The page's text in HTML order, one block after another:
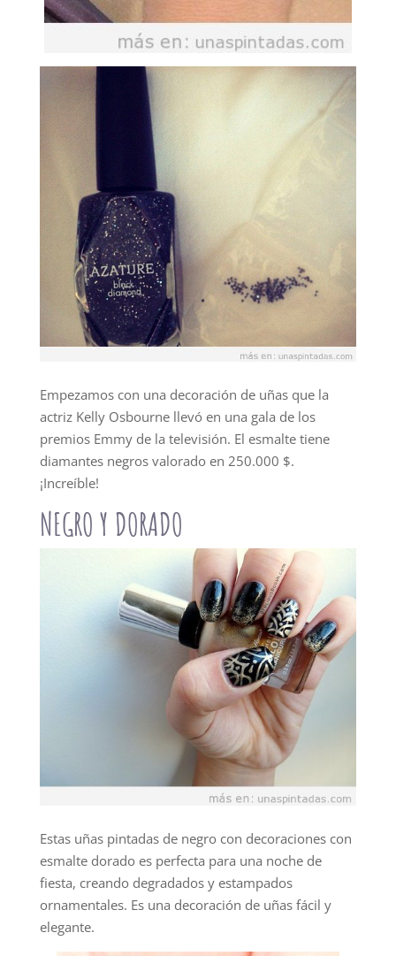
Empezamos con una decoración de uñas que la
actriz Kelly Osbourne llevó en una gala de los
premios Emmy de la televisión. El esmalte tiene
diamantes negros valorado en 250.000 $.
¡Increíble!
NEGRO Y DORADO
Estas uñas pintadas de negro con decoraciones con
esmalte dorado es perfecta para una noche de
fiesta, creando degradados y estampados
ornamentales. Es una decoración de uñas fácil y
elegante.